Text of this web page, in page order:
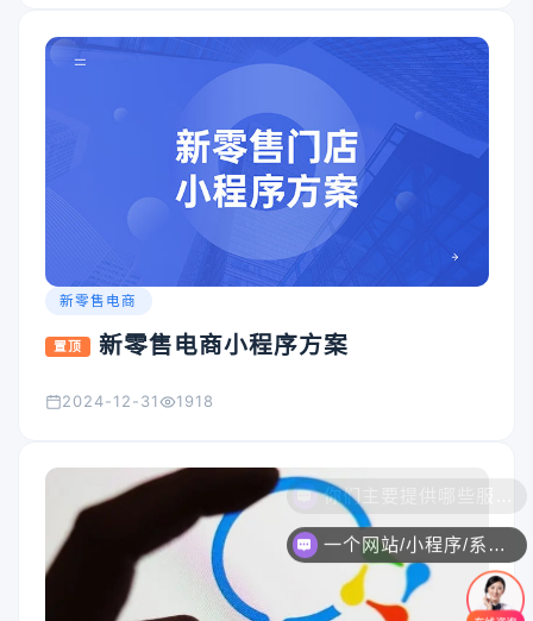
新零售电商
置顶 新零售电商小程序方案
2024-12-31 1918